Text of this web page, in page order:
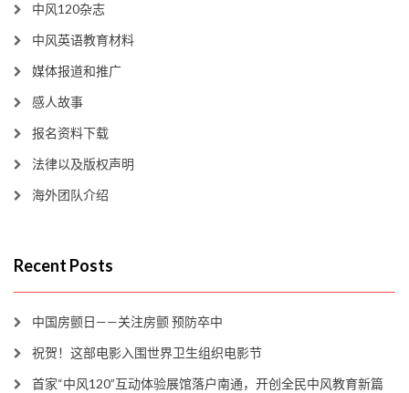
中风120杂志
中风英语教育材料
媒体报道和推广
感人故事
报名资料下载
法律以及版权声明
海外团队介绍
Recent Posts
中国房颤日——关注房颤 预防卒中
祝贺！这部电影入围世界卫生组织电影节
首家“中风120”互动体验展馆落户南通，开创全民中风教育新篇